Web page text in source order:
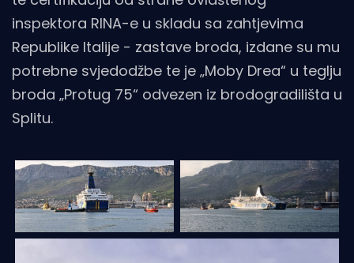
inspektora RINA-e u skladu sa zahtjevima
Republike Italije - zastave broda, izdane su mu
potrebne svjedodžbe te je „Moby Drea“ u teglju
broda „Protug 75“ odvezen iz brodogradilišta u
Splitu.